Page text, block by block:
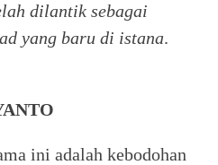
dilantik sebagai
yang baru di istana.
ini adalah kebodohan